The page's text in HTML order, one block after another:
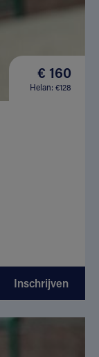
€ 160
Helan: €128
Inschrijven